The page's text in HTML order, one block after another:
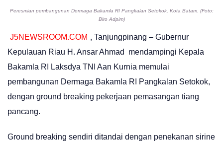
Peresmian pembangunan Dermaga Bakamla RI Pangkalan Setokok, Kota Batam. (Foto:
Biro Adpim)
J5NEWSROOM.COM , Tanjungpinang – Gubernur
Kepulauan Riau H. Ansar Ahmad mendampingi Kepala
Bakamla RI Laksdya TNI Aan Kurnia memulai
pembangunan Dermaga Bakamla RI Pangkalan Setokok,
dengan ground breaking pekerjaan pemasangan tiang
pancang.
Ground breaking sendiri ditandai dengan penekanan sirine